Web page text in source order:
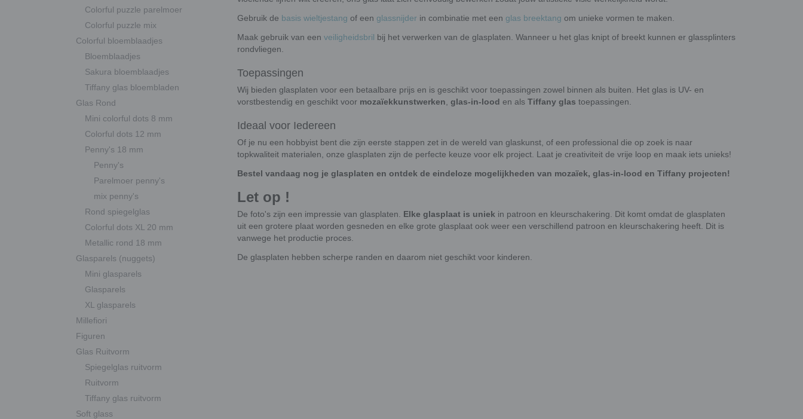
Colorful puzzle parelmoer
Colorful puzzle mix
Colorful bloemblaadjes
Bloemblaadjes
Sakura bloemblaadjes
Tiffany glas bloembladen
Glas Rond
Mini colorful dots 8 mm
Colorful dots 12 mm
Penny's 18 mm
Penny's
Parelmoer penny's
mix penny's
Rond spiegelglas
Colorful dots XL 20 mm
Metallic rond 18 mm
Glasparels (nuggets)
Mini glasparels
Glasparels
XL glasparels
Millefiori
Figuren
Glas Ruitvorm
Spiegelglas ruitvorm
Ruitvorm
Tiffany glas ruitvorm
Soft glass
Gebruik de basis wieltjestang of een glassnijder in combinatie met een glas breektang om unieke vormen te maken.
Maak gebruik van een veiligheidsbril bij het verwerken van de glasplaten. Wanneer u het glas knipt of breekt kunnen er glassplinters
rondvliegen.
Toepassingen
Wij bieden glasplaten voor een betaalbare prijs en is geschikt voor toepassingen zowel binnen als buiten. Het glas is UV- en
vorstbestendig en geschikt voor mozaïekkunstwerken glas-in-lood en als Tiffany glas toepassingen.
Ideaal voor Iedereen
Of je nu een hobbyist bent die zijn eerste stappen zet in de wereld van glaskunst, of een professional die op zoek is naar
topkwaliteit materialen, onze glasplaten zijn de perfecte keuze voor elk project. Laat je creativiteit de vrije loop en maak iets unieks!
Bestel vandaag nog je glasplaten en ontdek de eindeloze mogelijkheden van mozaïek, glas-in-lood en Tiffany projecten!
Let op !
De foto's zijn een impressie van glasplaten. Elke glasplaat is uniek in patroon en kleurschakering. Dit komt omdat de glasplaten
uit een grotere plaat worden gesneden en elke grote glasplaat ook weer een verschillend patroon en kleurschakering heeft. Dit is
vanwege het productie proces.
De glasplaten hebben scherpe randen en daarom niet geschikt voor kinderen.